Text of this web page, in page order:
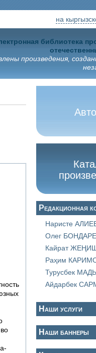
на
библиотека
произведения,
Редакционная
Наристе
Олег
Кайрат
Раҳим
Турусбек
Айдарбек
Наши услуги
Наши баннеры